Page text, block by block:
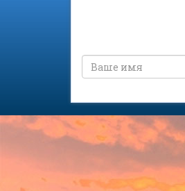
Санаторий «Дон»